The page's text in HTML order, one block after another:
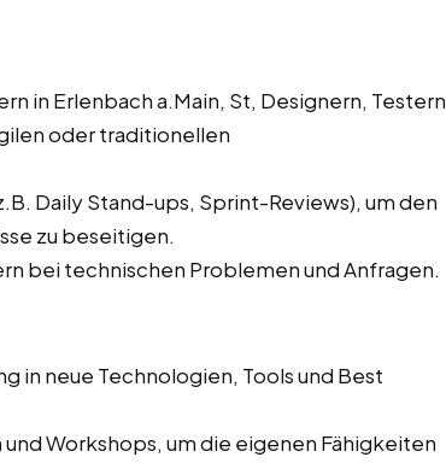
in Erlenbach a.Main, St, Designern, Testern
oder traditionellen
Daily Stand-ups, Sprint-Reviews), um den
zu beseitigen.
bei technischen Problemen und Anfragen.
in neue Technologien, Tools und Best
Workshops, um die eigenen Fähigkeiten